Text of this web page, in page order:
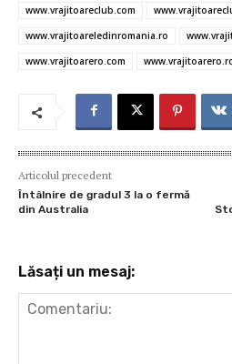
www.vrajitoareclub.com
www.vrajitoareledinromania.ro
www.vrajitoarero.com
Articolul precedent
Întâlnire de gradul 3 la o fermă
din Australia
Lăsați un mesaj: